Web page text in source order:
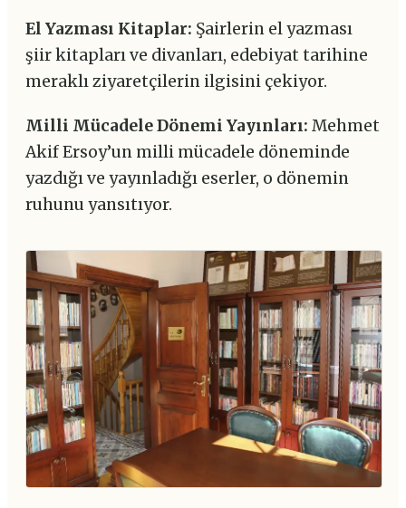
El Yazması Kitaplar: Şairlerin el yazması
şiir kitapları ve divanları, edebiyat tarihine
meraklı ziyaretçilerin ilgisini çekiyor.
Milli Mücadele Dönemi Yayınları: Mehmet
Akif Ersoy’un milli mücadele döneminde
yazdığı ve yayınladığı eserler, o dönemin
ruhunu yansıtıyor.